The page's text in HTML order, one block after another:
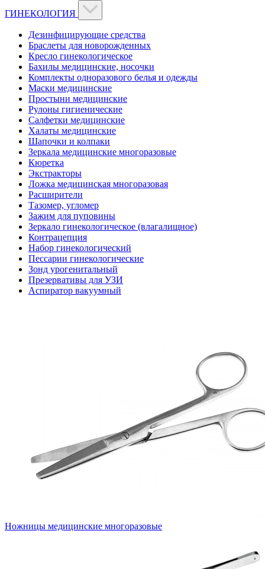
ГИНЕКОЛОГИЯ
Дезинфицирующие средства
Браслеты для новорожденных
Кресло гинекологическое
Бахилы медицинские, носочки
Комплекты одноразового белья и одежды
Маски медицинские
Простыни медицинские
Рулоны гигиенические
Салфетки медицинские
Халаты медицинские
Шапочки и колпаки
Зеркала медицинские многоразовые
Кюретка
Экстракторы
Ложка медицинская многоразовая
Расширители
Тазомер, угломер
Зажим для пуповины
Зеркало гинекологическое (влагалищное)
Контрацепция
Набор гинекологический
Пессарии гинекологические
Зонд урогенитальный
Презервативы для УЗИ
Аспиратор вакуумный
Ножницы медицинские многоразовые